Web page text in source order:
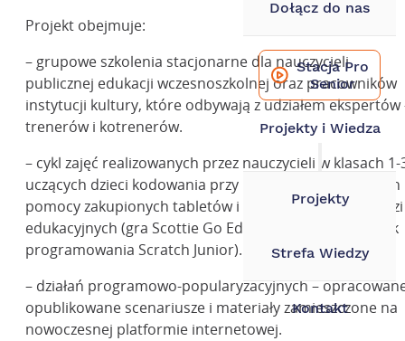
Dołącz do nas
Stacja Pro
Senior
Projekty i Wiedza
Projekty
Strefa Wiedzy
Kontakt
Projekt obejmuje:
– grupowe szkolenia stacjonarne dla nauczycieli
publicznej edukacji wczesnoszkolnej oraz pracowników
instytucji kultury, które odbywają z udziałem ekspertów
trenerów i kotrenerów.
– cykl zajęć realizowanych przez nauczycieli w klasach 1-
uczących dzieci kodowania przy pomocy nowoczesnych
pomocy zakupionych tabletów i nowoczesnych narzędzi
edukacyjnych (gra Scottie Go Edu!, roboty Edison, język
programowania Scratch Junior).
– działań programowo-popularyzacyjnych –
opublikowane scenariusze i materiały zamieszczone na
nowoczesnej platformie internetowej.